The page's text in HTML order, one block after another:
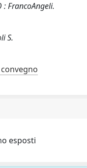
FrancoAngeli.
S.
esposti